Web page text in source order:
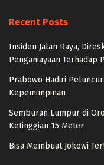
Recent Posts
Insiden Jalan Raya,
Penganiayaan Terhadap
Prabowo Hadiri
Kepemimpinan
Semburan Lumpur di
Ketinggian 15 Meter
Bisa Membuat Jokowi